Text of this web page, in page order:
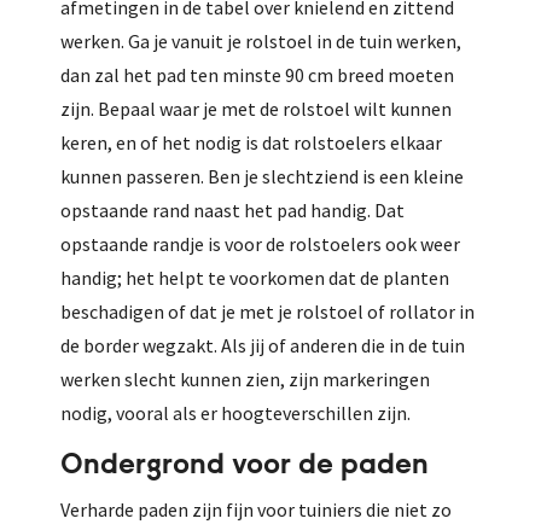
afmetingen in de tabel over knielend en zittend
werken. Ga je vanuit je rolstoel in de tuin werken,
dan zal het pad ten minste 90 cm breed moeten
zijn. Bepaal waar je met de rolstoel wilt kunnen
keren, en of het nodig is dat rolstoelers elkaar
kunnen passeren. Ben je slechtziend is een kleine
opstaande rand naast het pad handig. Dat
opstaande randje is voor de rolstoelers ook weer
handig; het helpt te voorkomen dat de planten
beschadigen of dat je met je rolstoel of rollator in
de border wegzakt. Als jij of anderen die in de tuin
werken slecht kunnen zien, zijn markeringen
nodig, vooral als er hoogteverschillen zijn.
Ondergrond voor de paden
Verharde paden zijn fijn voor tuiniers die niet zo